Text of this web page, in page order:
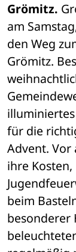
Grömitz.
am
den Weg
Grömitz.
für die
Advent. Vor
ihre
beim
besonderer